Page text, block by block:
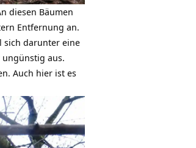
diesen Bäumen
Entfernung an.
sich darunter eine
aus.
Auch hier ist es